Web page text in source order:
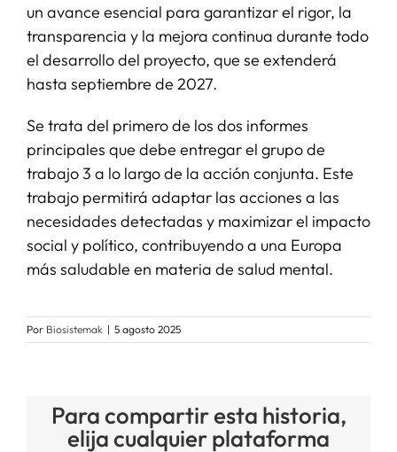
un avance esencial para garantizar el rigor, la
transparencia y la mejora continua durante todo
el desarrollo del proyecto, que se extenderá
hasta septiembre de 2027.
Se trata del primero de los dos informes
principales que debe entregar el grupo de
trabajo 3 a lo largo de la acción conjunta. Este
trabajo permitirá adaptar las acciones a las
necesidades detectadas y maximizar el impacto
social y político, contribuyendo a una Europa
más saludable en materia de salud mental.
Por Biosistemak | 5 agosto 2025
Para compartir esta historia,
elija cualquier plataforma